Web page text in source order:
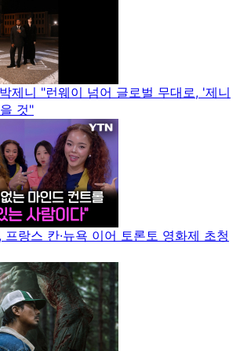
제니 "런웨이 넘어 글로벌 무대로, '제니
것"
프랑스 칸·뉴욕 이어 토론토 영화제 초청